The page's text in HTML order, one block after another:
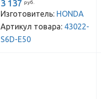
3 137 руб.
Изготовитель: HONDA
Артикул товара: 43022-
S6D-E50